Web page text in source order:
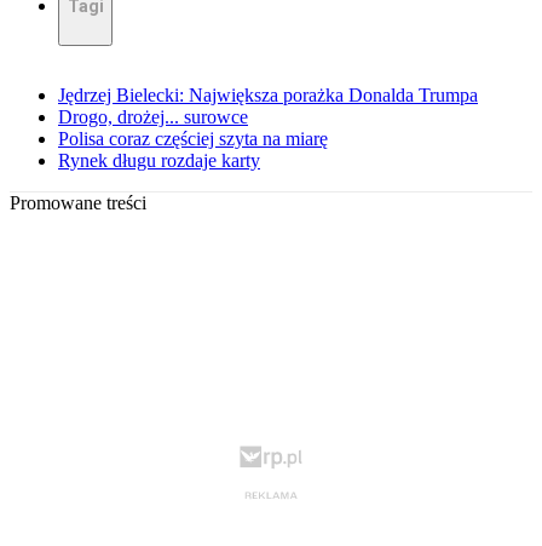
Tagi
Jędrzej Bielecki: Największa porażka Donalda Trumpa
Drogo, drożej... surowce
Polisa coraz częściej szyta na miarę
Rynek długu rozdaje karty
Promowane treści